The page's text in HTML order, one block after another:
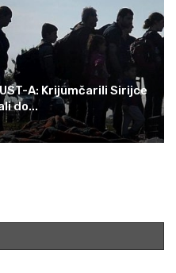
A: Krijumčarili Sirijce
do...